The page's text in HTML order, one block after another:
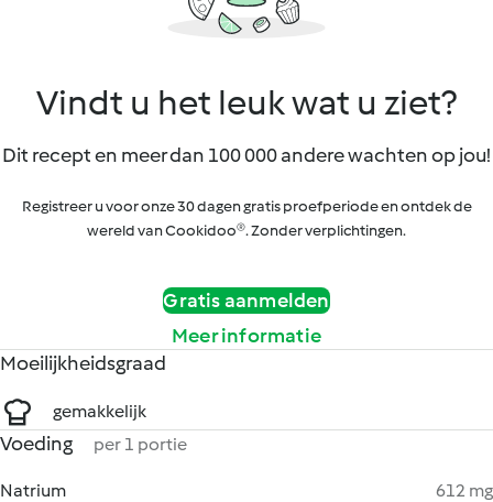
Vindt u het leuk wat u ziet?
Dit recept en meer dan 100 000 andere wachten op jou!
Registreer u voor onze 30 dagen gratis proefperiode en ontdek de
wereld van Cookidoo®. Zonder verplichtingen.
Gratis aanmelden
Meer informatie
Moeilijkheidsgraad
gemakkelijk
Voeding per 1 portie
Natrium
612 mg